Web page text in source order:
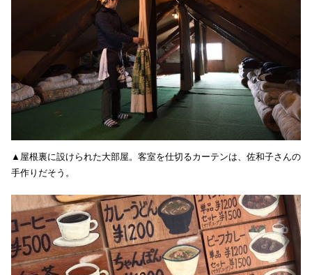
▲屋根裏に設けられた大部屋。客室を仕切るカーテンは、佐和子さんの
手作りだそう。